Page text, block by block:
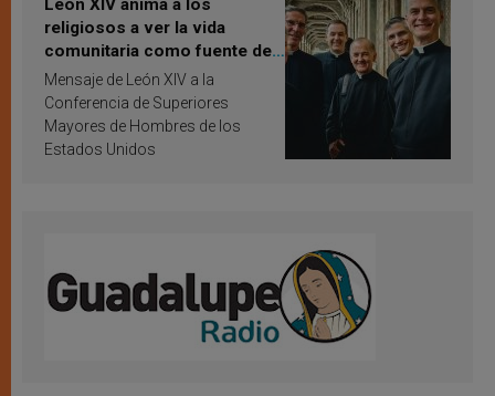
León XIV anima a los
religiosos a ver la vida
comunitaria como fuente de
inspiración y santificación
Mensaje de León XIV a la
Conferencia de Superiores
Mayores de Hombres de los
Estados Unidos